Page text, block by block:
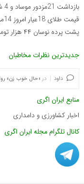
بازداشت 21مزدور موساد و 4 شرور عضو باندهای مسلح شرارت در استان کرمان
قیمت طلای 18عیار امروز 14مرداد 1405/ افزایش قیمت + جدول و جزئیات
پشت پرده نوسان ۴۴ هزار تومانی دلار در چند ماه
جدیدترین نظرات مخاطبان
داود در «حال خوب زن»
منابع ایران اگری
اخبار کشاورزی و دامداری
کانال تلگرام مجله ایران اگری